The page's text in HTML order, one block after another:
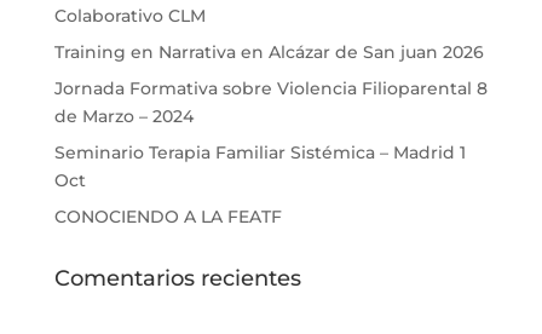
Colaborativo CLM
Training en Narrativa en Alcázar de San juan 2026
Jornada Formativa sobre Violencia Filioparental 8
de Marzo – 2024
Seminario Terapia Familiar Sistémica – Madrid 1
Oct
CONOCIENDO A LA FEATF
Comentarios recientes